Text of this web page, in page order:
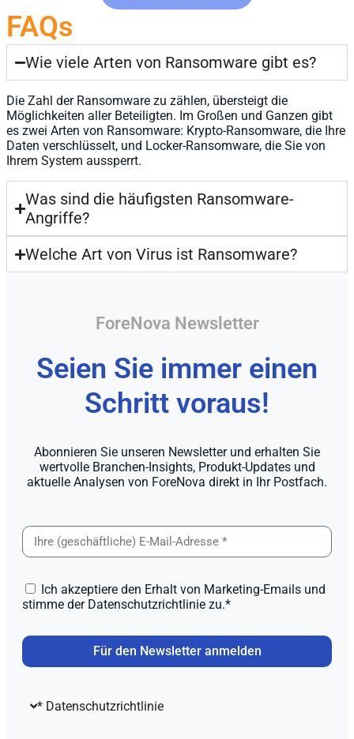
FAQs
Wie viele Arten von Ransomware gibt es?
Die Zahl der Ransomware zu zählen, übersteigt die
Möglichkeiten aller Beteiligten. Im Großen und Ganzen gibt
es zwei Arten von Ransomware: Krypto-Ransomware, die Ihre
Daten verschlüsselt, und Locker-Ransomware, die Sie von
Ihrem System aussperrt.
Was sind die häufigsten Ransomware-
Angriffe?
Welche Art von Virus ist Ransomware?
ForeNova Newsletter
Seien Sie immer einen
Schritt voraus!
Abonnieren Sie unseren Newsletter und erhalten Sie
wertvolle Branchen-Insights, Produkt-Updates und
aktuelle Analysen von ForeNova direkt in Ihr Postfach.
Ich akzeptiere den Erhalt von Marketing-Emails und
stimme der Datenschutzrichtlinie zu.*
Für den Newsletter anmelden
* Datenschutzrichtlinie